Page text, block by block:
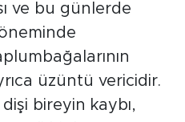
ve bu günlerde
üzüntü vericidir.
bireyin kaybı,